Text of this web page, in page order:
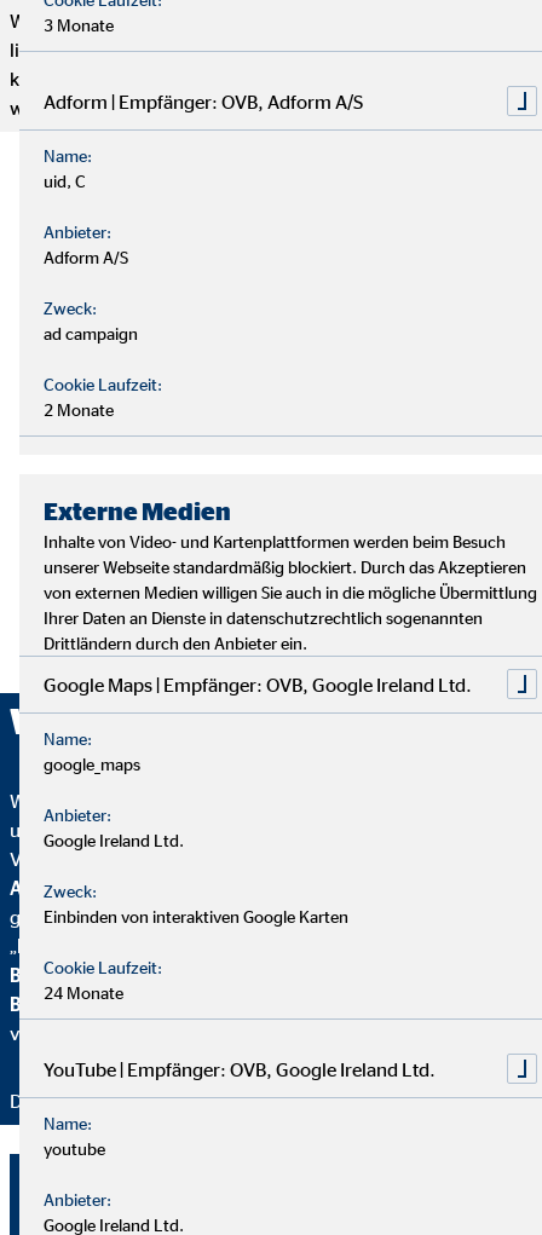
Wenn du genug von einem langweiligen 9-to-5 Job hast und
lieber selbstständig arbeiten möchtest, aber trotzdem mit
kompetenten und freundlichen Kollegen zusammenarbeiten
willst, dann bist du hier genau richtig.
Wir sind ausgezeichnet!
Wir wurden mehrfach ausgezeichnet – ein starkes Zeichen für
unser Engagement in Qualität, Fairness und Nachhaltigkeit.
Von
Altersvorsorgeberatung und als fairster Finanzvertrieb
geehrt. Zusätzlich erhielten wir vomHandelsblatt
„
Beschäftigung und Employability (IBE
Brancheninitiative Nachhaltigkeit
verantwortungsvolle Beratung ein.
Danke für Ihr Vertrauen – wir bleiben dran!
Regionaldirektor für die OVB
3 Monate
Adform | Empfänger: OVB, Adform A/S
Name:
uid, C
Anbieter:
Adform A/S
Zweck:
ad campaign
Cookie Laufzeit:
2 Monate
Externe Medien
Inhalte von Video- und Kartenplattformen werden beim Besuch
unserer Webseite standardmäßig blockiert. Durch das Akzeptieren
von externen Medien willigen Sie auch in die mögliche Übermittlung
Ihrer Daten an Dienste in datenschutzrechtlich sogenannten
Drittländern durch den Anbieter ein.
Google Maps | Empfänger: OVB, Google Ireland Ltd.
Name:
google_maps
Anbieter:
Google Ireland Ltd.
Zweck:
Einbinden von interaktiven Google Karten
Cookie Laufzeit:
24 Monate
YouTube | Empfänger: OVB, Google Ireland Ltd.
Name:
youtube
Anbieter:
Google Ireland Ltd.